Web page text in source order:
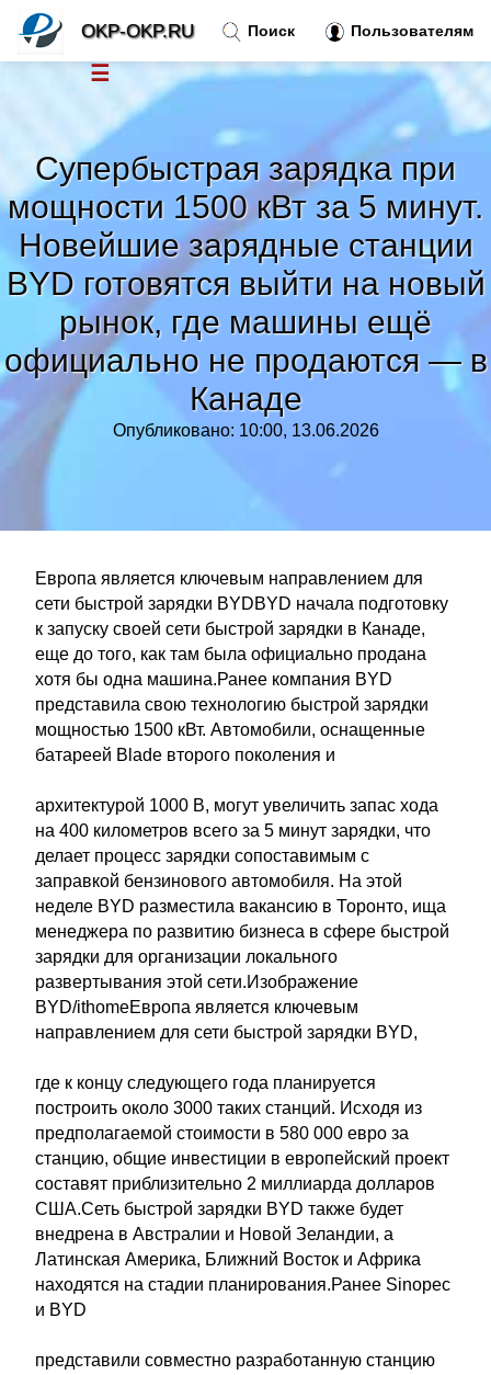
Супербыстрая зарядка при
мощности 1500 кВт за 5 минут.
Новейшие зарядные станции
BYD готовятся выйти на новый
рынок, где машины ещё
официально не продаются — в
Канаде
Опубликовано: 10:00, 13.06.2026
Европа является ключевым направлением для
сети быстрой зарядки BYDBYD начала подготовку
к запуску своей сети быстрой зарядки в Канаде,
еще до того, как там была официально продана
хотя бы одна машина.Ранее компания BYD
представила свою технологию быстрой зарядки
мощностью 1500 кВт. Автомобили, оснащенные
батареей Blade второго поколения и
архитектурой 1000 В, могут увеличить запас хода
на 400 километров всего за 5 минут зарядки, что
делает процесс зарядки сопоставимым с
заправкой бензинового автомобиля. На этой
неделе BYD разместила вакансию в Торонто, ища
менеджера по развитию бизнеса в сфере быстрой
зарядки для организации локального
развертывания этой сети.Изображение
BYD/ithomeЕвропа является ключевым
направлением для сети быстрой зарядки BYD,
где к концу следующего года планируется
построить около 3000 таких станций. Исходя из
предполагаемой стоимости в 580 000 евро за
станцию, общие инвестиции в европейский проект
составят приблизительно 2 миллиарда долларов
США.Сеть быстрой зарядки BYD также будет
внедрена в Австралии и Новой Зеландии, а
Латинская Америка, Ближний Восток и Африка
находятся на стадии планирования.Ранее Sinopec
и BYD
представили совместно разработанную станцию
Поиск Пользователям
OKP-OKP.RU
☰
Тренды новостей»
Рубрики»
Контакт